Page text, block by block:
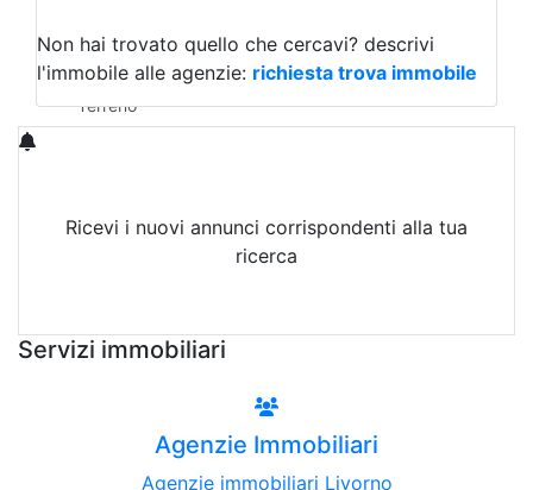
Qualsiasi
Terreno edificabile
Terreno
Non hai trovato quello che cercavi? descrivi
l'immobile alle agenzie: richiesta trova immobile
Ricevi i nuovi annunci corrispondenti alla tua
ricerca
Servizi immobiliari
Agenzie Immobiliari
Agenzie immobiliari Livorno